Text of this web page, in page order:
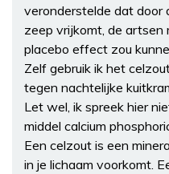
veronderstelde dat door
zeep vrijkomt, de
placebo effect zou
Zelf gebruik ik het
tegen nachtelijke
Let wel, ik spreek hier
middel calcium
Een celzout is een
in je lichaam voorkomt.